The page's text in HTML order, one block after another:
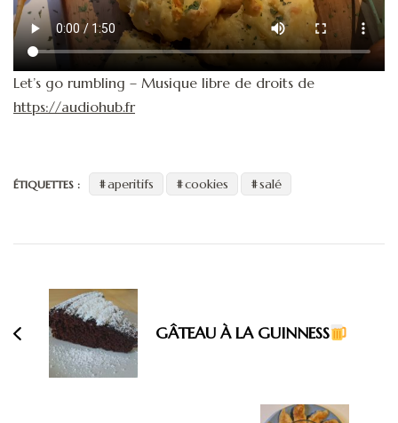
Let’s go rumbling – Musique libre de droits de
https://audiohub.fr
ÉTIQUETTES : aperitifs cookies salé
d'article
GÂTEAU À LA GUINNESS